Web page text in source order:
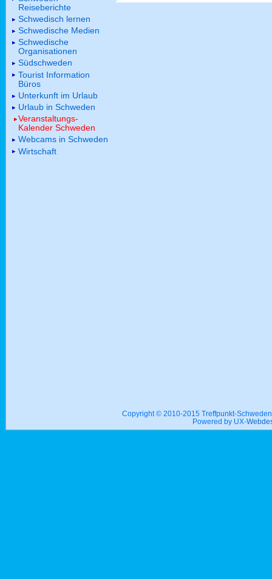
Reiseberichte
Schwedisch lernen
Schwedische Medien
Schwedische
Organisationen
Südschweden
Tourist Information
Büros
Unterkunft im Urlaub
Urlaub in Schweden
Veranstaltungs-
Kalender Schweden
Webcams in Schweden
Wirtschaft
Copyright © 2010-2015 Treffpunkt-
Powered by UX-